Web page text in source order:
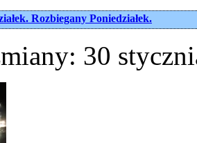
Rozbiegany Poniedziałek.
30